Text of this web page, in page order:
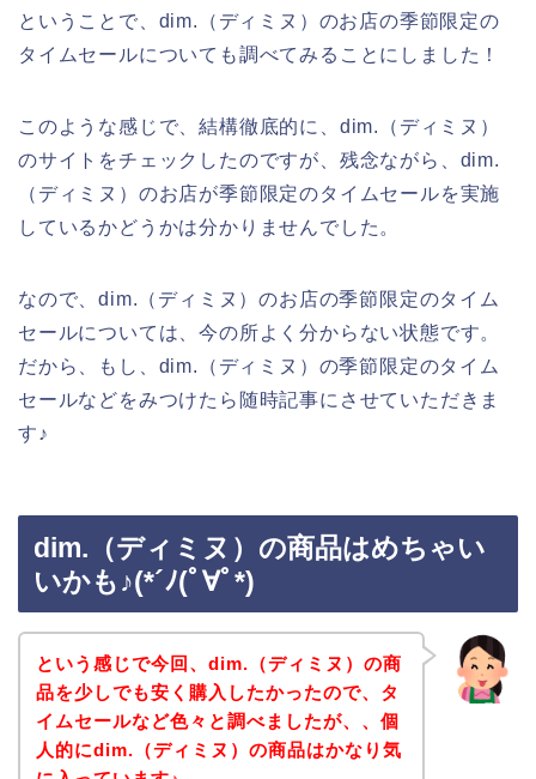
ということで、dim.（ディミヌ）のお店の季節限定の
タイムセールについても調べてみることにしました！
このような感じで、結構徹底的に、dim.（ディミヌ）
のサイトをチェックしたのですが、残念ながら、dim.
（ディミヌ）のお店が季節限定のタイムセールを実施
しているかどうかは分かりませんでした。
なので、dim.（ディミヌ）のお店の季節限定のタイム
セールについては、今の所よく分からない状態です。
だから、もし、dim.（ディミヌ）の季節限定のタイム
セールなどをみつけたら随時記事にさせていただきま
す♪
dim.（ディミヌ）の商品はめちゃい
いかも♪(*´ﾉ(ﾟ∀ﾟ*)
という感じで今回、dim.（ディミヌ）の商
品を少しでも安く購入したかったので、タ
イムセールなど色々と調べましたが、、個
人的にdim.（ディミヌ）の商品はかなり気